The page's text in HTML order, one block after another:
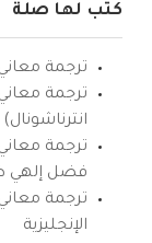
كتب لها صلة
ترجمة معاني
ترجمة
انترناشونال)
ترجمة معاني
فضل إلهي
ترجمة
الإنجليزية